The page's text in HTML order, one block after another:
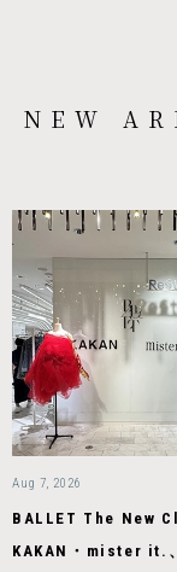
NEW
Aug 7, 2026
BALLET The New
KAKAN・mister it.